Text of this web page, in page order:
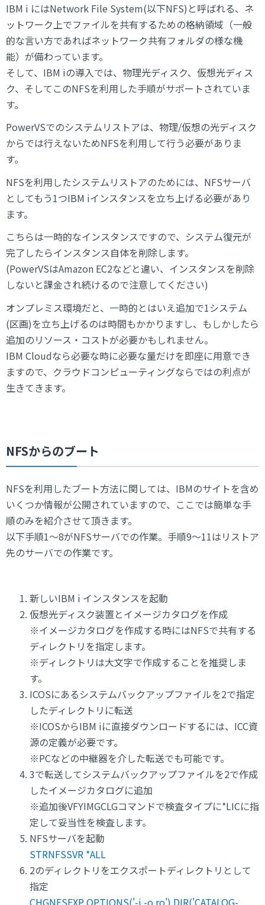
IBM i にはNetwork File System(以下NFS)と呼ばれる、ネ
ットワーク上でファイルを共有するための格納領域（一般
的な言い方であればネットワーク共有フォルダの様な機
能）が備わっています。
そして、IBM iの導入では、物理光ディスク、仮想光ディス
ク、そしてこのNFSを利用した手順がサポートされていま
す。
PowerVSでのシステムリストアは、物理/仮想の光ディスク
からでは行えないためNFSを利用して行う必要がありま
す。
NFSを利用したシステムリストアのためには、NFSサーバ
としてもう1つIBM iインスタンスを立ち上げる必要があり
ます。
こちらは一時的なインスタンスですので、システム復元が
完了したらインスタンス自体を削除します。
(PowerVSはAmazon EC2などと違い、インスタンスを削除
しないと課金され続けるので注意してください)
オンプレミス環境だと、一時的とはいえ追加で1システム
(区画)を立ち上げるのは時間もかかりますし、もしかしたら
追加のリソース・コストが必要かもしれません。
IBM Cloudなら必要な時に必要な量だけを即座に用意でき
ますので、クラウドコンピューティングならではの利点が
生きてきます。
NFSからのブート
NFSを利用したブート方法に関しては、IBMのサイトを含め
いくつか情報が公開されていますので、ここでは簡単な手
順のみを紹介させて頂きます。
以下手順1～8がNFSサーバでの作業。手順9～11はリストア
先のサーバでの作業です。
新しいIBM i インスタンスを起動
仮想光ディスク装置とイメージカタログを作成
※イメージカタログを作成する時にはNFSで共有する
ディレクトリを指定します。
※ディレクトリは大文字で作成することを推奨しま
す。
ICOSにあるシステムバックアップファイルを2で指定
したディレクトリに転送
※ICOSからIBM iに直接ダウンロードするには、ICC資
源の定義が必要です。
※PCなどの中継器を介した転送でも可能です。
3で転送してシステムバックアップファイルを2で作成
したイメージカタログに追加
※追加後VFYIMGCLGコマンドで検査タイプに*LICに指
定して妥当性を検査します。
NFSサーバを起動
STRNFSSVR *ALL
2のディレクトリをエクスポートディレクトリとして
指定